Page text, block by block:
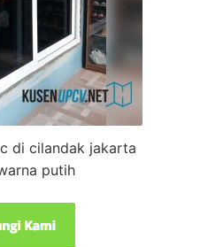
di cilandak jakarta
putih